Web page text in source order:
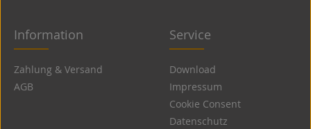
Information
Zahlung & Versand
AGB
Service
Download
Impressum
Cookie Consent
Datenschutz